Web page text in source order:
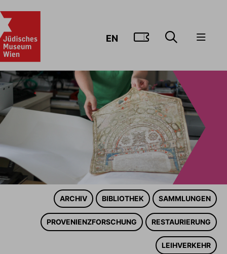
EN ZUM
ARCHIV BIBLIOTHEK SAMMLUNGEN
PROVENIENZFORSCHUNG RESTAURIERUNG
LEIHVERKEHR